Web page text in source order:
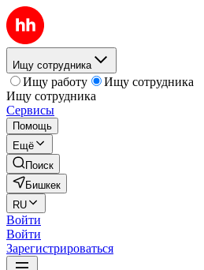
Ищу сотрудника
Ищу работу
Ищу сотрудника
Ищу сотрудника
Сервисы
Помощь
Ещё
Поиск
Бишкек
RU
Войти
Войти
Зарегистрироваться